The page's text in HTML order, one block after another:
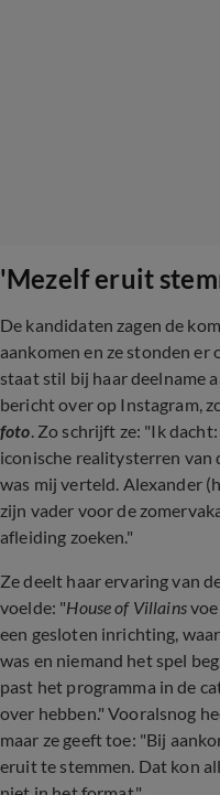
'Mezelf eruit
De kandidaten zagen de
aankomen en ze stonden er
staat stil bij haar deelname
bericht over op Instagram,
foto. Zo schrijft ze: "Ik
iconische realitysterren
was mij verteld. Alexander
zijn vader voor de
afleiding zoeken."
Ze deelt haar ervaring van
voelde: "House of Villains
een gesloten inrichting,
was en niemand het spel
past het programma in de
over hebben." Vooralsnog
maar ze geeft toe: "Bij
eruit te stemmen. Dat kon